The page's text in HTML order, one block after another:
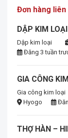
Đơn hàng liên
DẬP KIM
Dập kim loại
Đăng 3 tuần
GIA CÔNG
Gia công kim loại
Hyogo
THỢ HÀN –